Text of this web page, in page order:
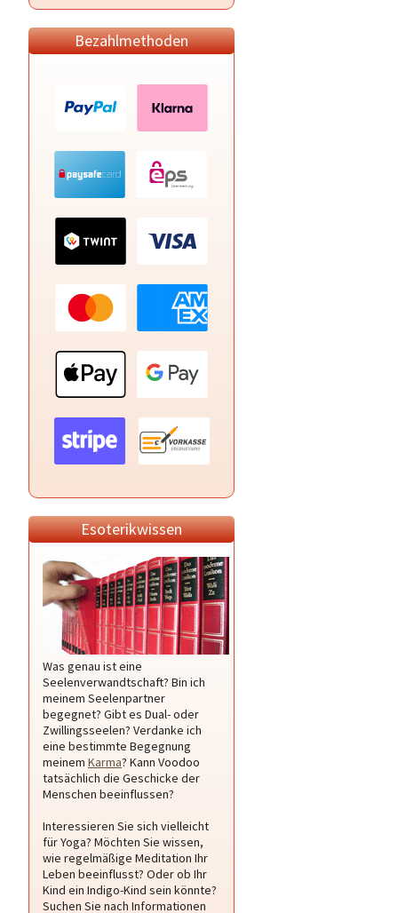
Bezahlmethoden
Esoterikwissen
Was genau ist eine
Seelenverwandtschaft? Bin ich
meinem Seelenpartner
begegnet? Gibt es Dual- oder
Zwillingsseelen? Verdanke ich
eine bestimmte Begegnung
meinem Karma? Kann Voodoo
tatsächlich die Geschicke der
Menschen beeinflussen?
Interessieren Sie sich vielleicht
für Yoga? Möchten Sie wissen,
wie regelmäßige Meditation Ihr
Leben beeinflusst? Oder ob Ihr
Kind ein Indigo-Kind sein könnte?
Suchen Sie nach Informationen